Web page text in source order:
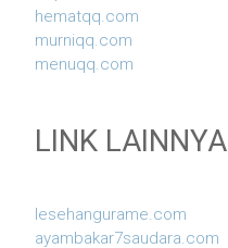
hematqq.com
murniqq.com
menuqq.com
LINK LAINNYA
lesehangurame.com
ayambakar7saudara.com